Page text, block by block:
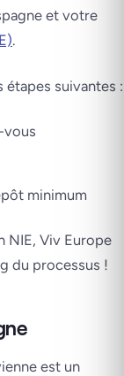
et votre
.
suivantes :
vous
minimum
NIE, Viv Europe
du processus !
est un